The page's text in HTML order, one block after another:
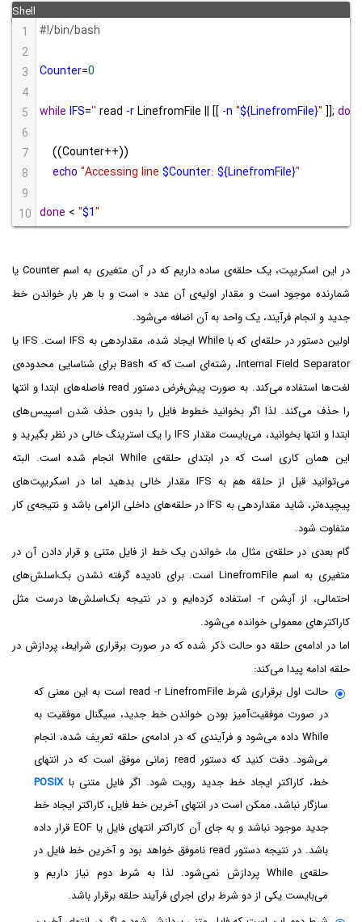
1
#!/bin/bash
2
3
Counter=0
4
5
while IFS='' read -r LinefromFile || [[ -n "${LinefromFile}" ]]; do
6
7
    ((Counter
++))
8
echo "Accessing line $Counter: ${LinefromFile}"
9
10 done < "$1"
در این اسکریپت، یک حلقه‌ی ساده داریم که در آن متغیری به اسم Counter یا
شمارنده موجود است و مقدار اولیه‌ی آن عدد ۰ است و با هر بار خواندن خط
جدید و انجام فرآیند، یک واحد به آن اضافه می‌شود.
اولین دستور در حلقه‌ای که با While ایجاد شده، مقداردهی به IFS است. IFS یا
Internal Field Separator، رشته‌ای است که که Bash برای شناسایی محدوده‌ی
لغت‌ها استفاده می‌کند. به صورت پیش‌فرض دستور read فاصله‌های ابتدا و انتها
را حذف می‌کند. لذا اگر بخوانید خطوط فایل را بدون حذف شدن اسپیس‌های
ابتدا و انتها بخوانید، می‌بایست مقدار IFS را یک استرینگ خالی در نظر بگیرید و
این همان کاری است که در ابتدای حلقه‌ی While انجام شده است. البته
می‌توانید قبل از حلقه هم به IFS مقدار خالی بدهید اما در اسکریپت‌های
پیچیده‌تر، شاید مقداردهی به IFS در حلقه‌های داخلی الزامی باشد و نتیجه‌ی کار
متفاوت شود.
گام بعدی در حلقه‌ی مثال ما، خواندن یک خط از فایل متنی و قرار دادن آن در
متغیری به اسم LinefromFile است. برای نادیده گرفته نشدن بک‌اسلش‌های
احتمالی، از آپشن-r استفاده کرده‌ایم و در نتیجه بک‌اسلش‌ها درست مثل
کاراکترهای معمولی خوانده می‌شود.
اما در ادامه‌ی حلقه دو حالت ذکر شده که در صورت برقراری شرایط، پردازش در
حلقه ادامه پیدا می‌کند:
حالت اول برقراری شرط read -r LinefromFile است به این معنی که
در صورت موفقیت‌آمیز بودن خواندن خط جدید، سیگنال موفقیت به
While داده می‌شود و فرآیندی که در ادامه‌ی حلقه تعریف شده، انجام
می‌شود. دقت کنید که دستور read زمانی موفق است که در انتهای
خط، کاراکتر ایجاد خط جدید رویت شود. اگر فایل متنی باPOSIX
سازگار نباشد، ممکن است در انتهای آخرین خط فایل، کاراکتر ایجاد خط
جدید موجود نباشد و به جای آن کاراکتر انتهای فایل یا EOF قرار داده
باشد. در نتیجه دستور read ناموفق خواهد بود و آخرین خط فایل در
حلقه‌ی While پردازش نمی‌شود. لذا به شرط دوم نیاز داریم و
می‌بایست یکی از دو شرط برای اجرای فرآیند حلقه برقرار باشد.